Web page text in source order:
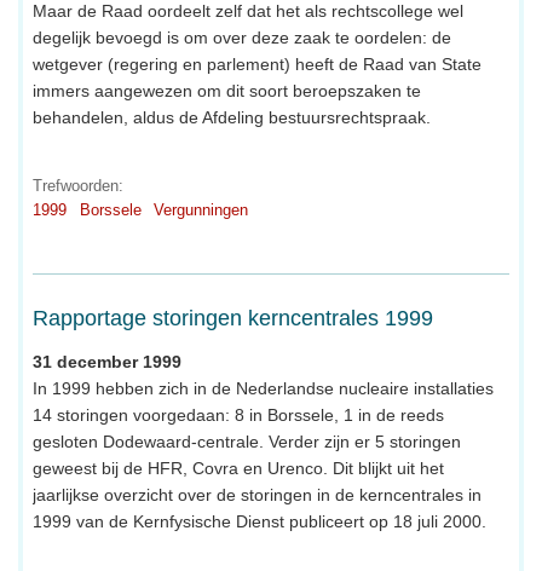
Maar de Raad oordeelt zelf dat het als rechtscollege wel
degelijk bevoegd is om over deze zaak te oordelen: de
wetgever (regering en parlement) heeft de Raad van State
immers aangewezen om dit soort beroepszaken te
behandelen, aldus de Afdeling bestuursrechtspraak.
Trefwoorden:
1999
Borssele Vergunningen
Rapportage storingen kerncentrales 1999
31 december 1999
In 1999 hebben zich in de Nederlandse nucleaire installaties
14 storingen voorgedaan: 8 in Borssele, 1 in de reeds
gesloten Dodewaard-centrale. Verder zijn er 5 storingen
geweest bij de HFR, Covra en Urenco. Dit blijkt uit het
jaarlijkse overzicht over de storingen in de kerncentrales in
1999 van de Kernfysische Dienst publiceert op 18 juli 2000.